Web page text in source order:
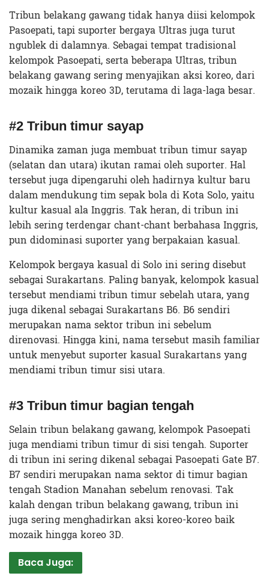
Tribun belakang gawang tidak hanya diisi kelompok
Pasoepati, tapi suporter bergaya Ultras juga turut
ngublek di dalamnya. Sebagai tempat tradisional
kelompok Pasoepati, serta beberapa Ultras, tribun
belakang gawang sering menyajikan aksi koreo, dari
mozaik hingga koreo 3D, terutama di laga-laga besar.
#2 Tribun timur sayap
Dinamika zaman juga membuat tribun timur sayap
(selatan dan utara) ikutan ramai oleh suporter. Hal
tersebut juga dipengaruhi oleh hadirnya kultur baru
dalam mendukung tim sepak bola di Kota Solo, yaitu
kultur kasual ala Inggris. Tak heran, di tribun ini
lebih sering terdengar chant-chant berbahasa Inggris,
pun didominasi suporter yang berpakaian kasual.
Kelompok bergaya kasual di Solo ini sering disebut
sebagai Surakartans. Paling banyak, kelompok kasual
tersebut mendiami tribun timur sebelah utara, yang
juga dikenal sebagai Surakartans B6. B6 sendiri
merupakan nama sektor tribun ini sebelum
direnovasi. Hingga kini, nama tersebut masih familiar
untuk menyebut suporter kasual Surakartans yang
mendiami tribun timur sisi utara.
#3 Tribun timur bagian tengah
Selain tribun belakang gawang, kelompok Pasoepati
juga mendiami tribun timur di sisi tengah. Suporter
di tribun ini sering dikenal sebagai Pasoepati Gate B7.
B7 sendiri merupakan nama sektor di timur bagian
tengah Stadion Manahan sebelum renovasi. Tak
kalah dengan tribun belakang gawang, tribun ini
juga sering menghadirkan aksi koreo-koreo baik
mozaik hingga koreo 3D.
Baca Juga: